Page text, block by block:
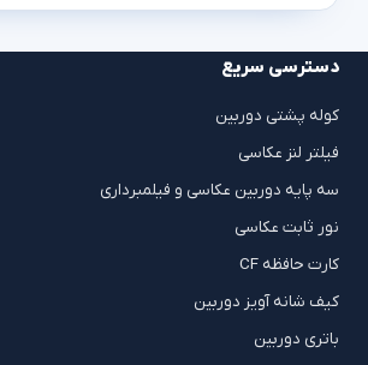
دسترسی سریع
کوله پشتی دوربین
فیلتر لنز عکاسی
سه پایه دوربین عکاسی و فیلمبرداری
نور ثابت عکاسی
کارت حافظه CF
کیف شانه آویز دوربین
باتری دوربین